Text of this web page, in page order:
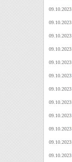
09.10.2023
09.10.2023
09.10.2023
09.10.2023
09.10.2023
09.10.2023
09.10.2023
09.10.2023
09.10.2023
09.10.2023
09.10.2023
09.10.2023